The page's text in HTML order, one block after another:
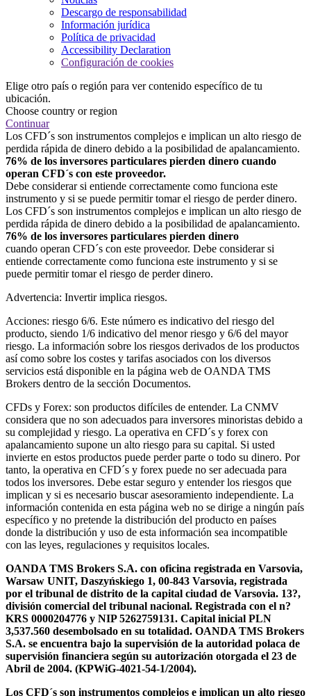
Descargo de responsabilidad
Información jurídica
Política de privacidad
Accessibility Declaration
Configuración de cookies
Elige otro país o región para ver contenido específico de tu
ubicación.
Choose country or region
Continuar
Los CFD´s son instrumentos complejos e implican un alto riesgo de
perdida rápida de dinero debido a la posibilidad de apalancamiento.
76% de los inversores particulares pierden dinero cuando
operan CFD´s con este proveedor.
Debe considerar si entiende correctamente como funciona este
instrumento y si se puede permitir tomar el riesgo de perder dinero.
Los CFD´s son instrumentos complejos e implican un alto riesgo de
perdida rápida de dinero debido a la posibilidad de apalancamiento.
76% de los inversores particulares pierden dinero
cuando operan CFD´s con este proveedor. Debe considerar si
entiende correctamente como funciona este instrumento y si se
puede permitir tomar el riesgo de perder dinero.
Advertencia: Invertir implica riesgos.
Acciones: riesgo 6/6. Este número es indicativo del riesgo del
producto, siendo 1/6 indicativo del menor riesgo y 6/6 del mayor
riesgo. La información sobre los riesgos derivados de los productos
así como sobre los costes y tarifas asociados con los diversos
servicios está disponible en la página web de OANDA TMS
Brokers dentro de la sección Documentos.
CFDs y Forex: son productos difíciles de entender. La CNMV
considera que no son adecuados para inversores minoristas debido a
su complejidad y riesgo. La operativa en CFD´s y forex con
apalancamiento supone un alto riesgo para su capital. Si usted
invierte en estos productos puede perder parte o todo su dinero. Por
tanto, la operativa en CFD´s y forex puede no ser adecuada para
todos los inversores. Debe estar seguro y entender los riesgos que
implican y si es necesario buscar asesoramiento independiente. La
información contenida en esta página web no se dirige a ningún país
específico y no pretende la distribución del producto en países
donde la distribución y uso de esta información sea incompatible
con las leyes, regulaciones y requisitos locales.
OANDA TMS Brokers S.A. con oficina registrada en Varsovia,
Warsaw UNIT, Daszyńskiego 1, 00-843 Varsovia, registrada
por el tribunal de distrito de la capital ciudad de Varsovia. 13?,
división comercial del tribunal nacional. Registrada con el n?
KRS 0000204776 y NIP 5262759131. Capital inicial PLN
3,537.560 desembolsado en su totalidad. OANDA TMS Brokers
S.A. se encuentra bajo la supervisión de la autoridad polaca de
supervisión financiera según su autorización otorgada el 23 de
Abril de 2004. (KPWiG-4021-54-1/2004).
Los CFD´s son instrumentos complejos e implican un alto riesgo